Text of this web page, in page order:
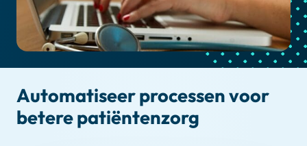
Automatiseer processen voor
betere patiëntenzorg